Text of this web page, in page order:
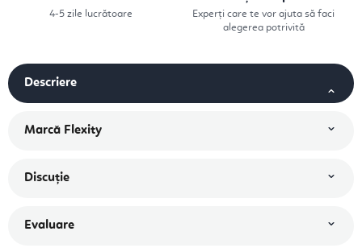
4-5 zile lucrătoare
Experți care te vor ajuta să faci
alegerea potrivită
Descriere
Marcă Flexity
Discuţie
Evaluare